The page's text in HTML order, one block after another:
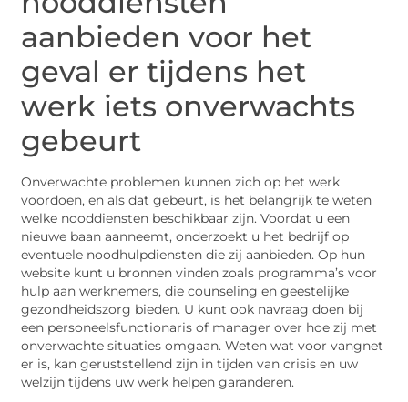
aanbieden voor het
geval er tijdens het
werk iets onverwachts
gebeurt
Onverwachte problemen kunnen zich op het werk
voordoen, en als dat gebeurt, is het belangrijk te weten
welke nooddiensten beschikbaar zijn. Voordat u een
nieuwe baan aanneemt, onderzoekt u het bedrijf op
eventuele noodhulpdiensten die zij aanbieden. Op hun
website kunt u bronnen vinden zoals programma’s voor
hulp aan werknemers, die counseling en geestelijke
gezondheidszorg bieden. U kunt ook navraag doen bij
een personeelsfunctionaris of manager over hoe zij met
onverwachte situaties omgaan. Weten wat voor vangnet
er is, kan geruststellend zijn in tijden van crisis en uw
welzijn tijdens uw werk helpen garanderen.